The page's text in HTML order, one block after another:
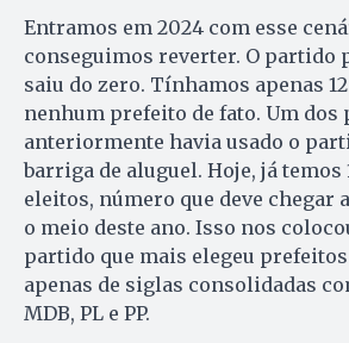
Entramos em 2024 com esse
conseguimos reverter. O partido
saiu do zero. Tínhamos apenas
nenhum prefeito de fato. Um
anteriormente havia usado o
barriga de aluguel. Hoje, já temos
eleitos, número que deve chegar
o meio deste ano. Isso nos
partido que mais elegeu
apenas de siglas consolidadas
MDB, PL e PP.